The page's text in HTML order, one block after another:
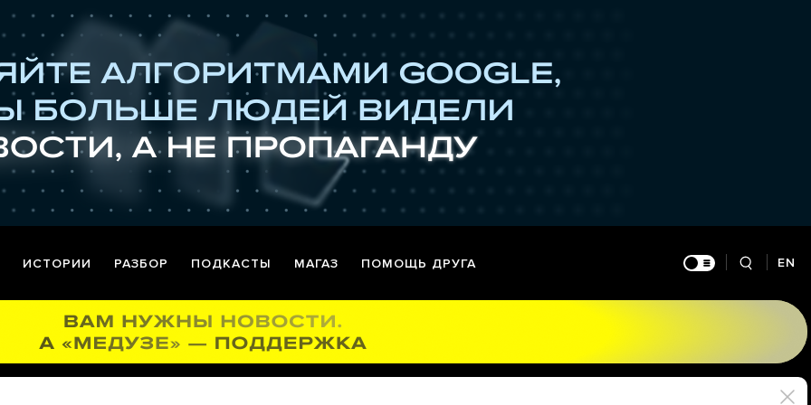
ИСТОРИИ РАЗБОР ПОДКАСТЫ МАГАЗ ПОМОЩЬ ДРУГА EN